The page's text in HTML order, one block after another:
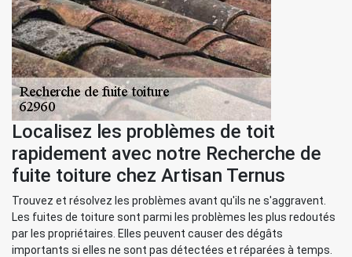
Localisez les problèmes de toit
rapidement avec notre Recherche de
fuite toiture chez Artisan Ternus
Trouvez et résolvez les problèmes avant qu'ils ne s'aggravent.
Les fuites de toiture sont parmi les problèmes les plus redoutés
par les propriétaires. Elles peuvent causer des dégâts
importants si elles ne sont pas détectées et réparées à temps.